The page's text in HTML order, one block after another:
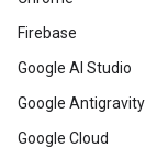
Firebase
Google AI Studio
Google Antigravity
Google Cloud